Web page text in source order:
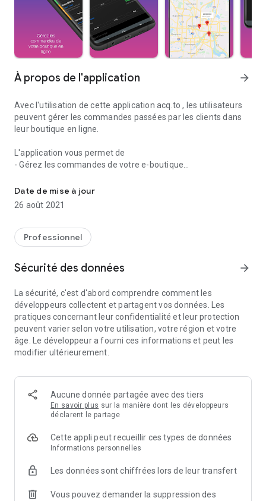
À propos de l'application arrow_forward
Avec l'utilisation de cette application acq.to, les utilisateurs
peuvent gérer les commandes passées par les clients dans
leur boutique en ligne.
L'application vous permet de
- Gérez les commandes de votre e-boutique
- Traiter les commandes
- Informer les clients sur les statuts
Le code de l'application peut être trouvé après
Date de mise à jour
26 août 2021
Professionnel
Sécurité des données arrow_forward
La sécurité, c'est d'abord comprendre comment les
développeurs collectent et partagent vos données. Les
pratiques concernant leur confidentialité et leur protection
peuvent varier selon votre utilisation, votre région et votre
âge. Le développeur a fourni ces informations et peut les
modifier ultérieurement.
Aucune donnée partagée avec des tiers
En savoir plus sur la manière dont les développeurs
déclarent le partage
Cette appli peut recueillir ces types de données
Informations personnelles
Les données sont chiffrées lors de leur transfert
Vous pouvez demander la suppression des